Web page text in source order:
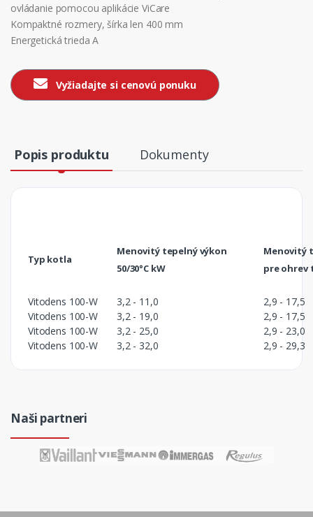
ovládanie pomocou aplikácie ViCare
Kompaktné rozmery, šírka len 400 mm
Energetická trieda A
Vyžiadajte si cenovú ponuku
Popis produktu Dokumenty
Typ kotla
Menovitý tepelný výkon
Menovitý
50/30°C kW
pre ohrev
Vitodens 100-W 3,2 - 11,0
2,9 - 17,5
Vitodens 100-W
3,2 - 19,0
2,9 - 17,5
Vitodens 100-W
3,2 - 25,0
2,9 - 23,0
Vitodens 100-W
3,2 - 32,0 2,9 - 29,3
Naši partneri